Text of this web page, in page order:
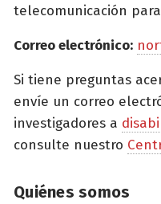
telecomunicación
Correo electrónico:
Si tiene preguntas
envíe un correo
investigadores a
consulte nuestro
Quiénes somos